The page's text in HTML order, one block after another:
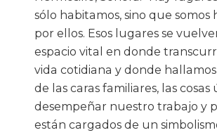
sólo habitamos, sino que somos
por ellos. Esos lugares se
espacio vital en donde
vida cotidiana y donde
de las caras familiares, las cosas
desempeñar nuestro trabajo y
están cargados de un